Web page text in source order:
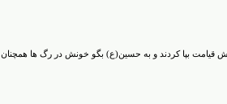
قیامت بپا کردند و به حسین(ع) بگو خونش در رگ ها